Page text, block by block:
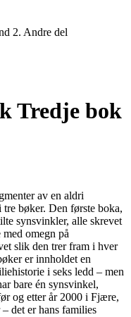
2. Andre del
Tredje bok
av en aldri
bøker. Den første boka,
synsvinkler, alle skrevet
omegn på
slik den trer fram i hver
er innholdet en
i seks ledd – men
bare én synsvinkel,
og etter år 2000 i Fjære,
det er hans families